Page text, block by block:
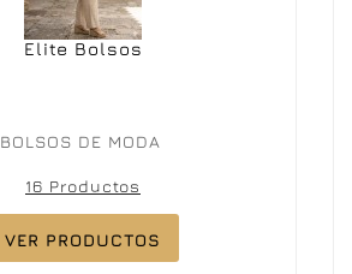
Elite Bolsos
BOLSOS DE MODA
16 Productos
VER PRODUCTOS